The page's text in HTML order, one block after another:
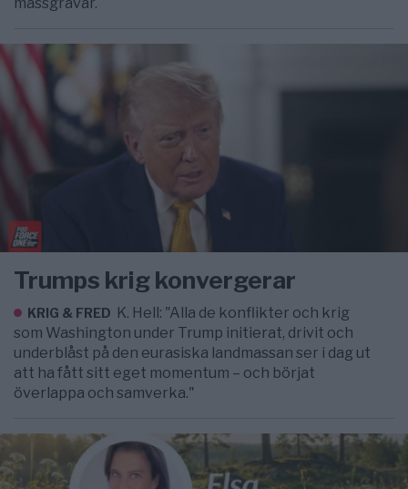
Trumps krig konvergerar
KRIG & FRED K. Hell: "Alla de konflikter och krig
som Washington under Trump initierat, drivit och
underblåst på den eurasiska landmassan ser i dag ut
att ha fått sitt eget momentum – och börjat
överlappa och samverka."